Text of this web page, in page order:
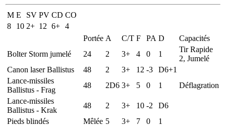
M E SV PV CD CO
8
10 2+ 12 6+ 4
Portée A C/T F PA D
Capacités
Bolter Storm jumelé
24 2 3+ 4 0 1
Tir Rapide
2, Jumelé
Canon laser Ballistus
48 2 3+ 12 -3
D6+1
Lance-missiles
Ballistus - Frag
48 2D6 3+ 5 0 1
Déflagration
Lance-missiles
Ballistus - Krak
48 2 3+ 10 -2
D6
Pieds blindés
Mêlée 5 3+ 7 0 1